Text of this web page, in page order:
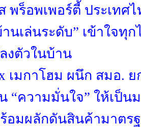
พร็อพเพอร์ตี้ ประเท
นเล่นระดับ” เข้าใจทุ
งตัวในบ้าน
เมกาโฮม ผนึก สมอ.
“ความมั่นใจ” ให้เป็น
อมผลักดันสินค้ามาตร